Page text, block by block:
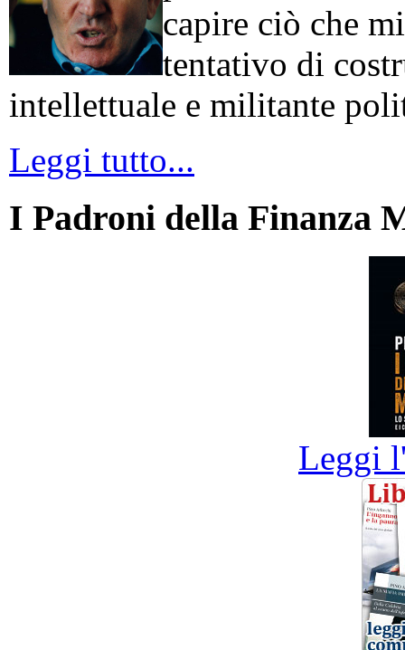
capire ciò che
tentativo di
intellettuale e militante
Leggi tutto...
I Padroni della Finanza
Leggi